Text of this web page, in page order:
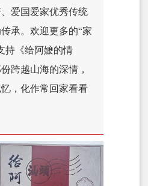
爱国爱家优秀传统
承。欢迎更多的“家
持《给阿嬷的情
跨越山海的深情，
，化作常回家看看